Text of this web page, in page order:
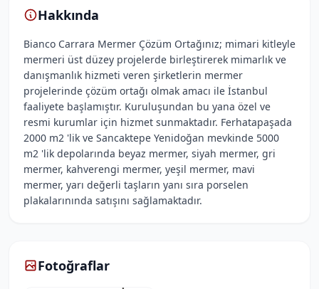
Hakkında
Bianco Carrara Mermer Çözüm Ortağınız; mimari kitleyle
mermeri üst düzey projelerde birleştirerek mimarlık ve
danışmanlık hizmeti veren şirketlerin mermer
projelerinde çözüm ortağı olmak amacı ile İstanbul
faaliyete başlamıştır. Kuruluşundan bu yana özel ve
resmi kurumlar için hizmet sunmaktadır. Ferhatapaşada
2000 m2 'lik ve Sancaktepe Yenidoğan mevkinde 5000
m2 'lik depolarında beyaz mermer, siyah mermer, gri
mermer, kahverengi mermer, yeşil mermer, mavi
mermer, yarı değerli taşların yanı sıra porselen
plakalarınında satışını sağlamaktadır.
Fotoğraflar